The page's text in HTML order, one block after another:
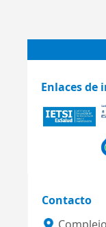
Enlaces de
Contacto